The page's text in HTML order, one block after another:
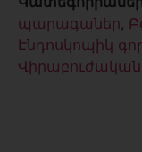
պարագաներ,
Էնդոսկոպիկ
Վիրաբուժական